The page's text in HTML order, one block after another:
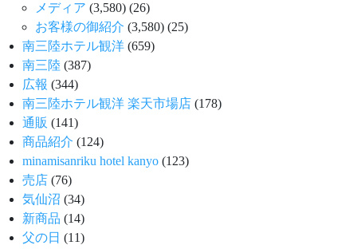
メディア (3,580) (26)
お客様の御紹介 (3,580) (25)
南三陸ホテル観洋 (659)
南三陸 (387)
広報 (344)
南三陸ホテル観洋 楽天市場店 (178)
通販 (141)
商品紹介 (124)
minamisanriku hotel kanyo (123)
売店 (76)
気仙沼 (34)
新商品 (14)
父の日 (11)